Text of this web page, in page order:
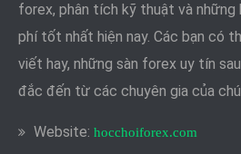
forex, phân tích kỹ thuật và những
phí tốt nhất hiện nay. Các bạn có
viết hay, những sàn forex uy tín
đắc đến từ các chuyên gia của
Website: hocchoiforex.com